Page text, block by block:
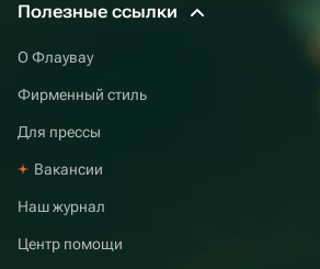
Полезные ссылки
О Флаувау
Фирменный стиль
Для прессы
Вакансии
Наш журнал
Центр помощи